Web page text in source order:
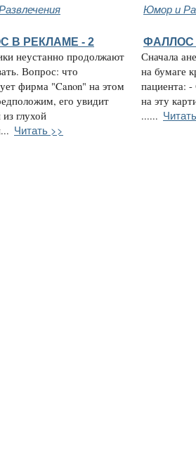
Юмор и
В РЕКЛАМЕ - 2
неустанно продолжают
Вопрос: что
фирма "Canon" на этом
его увидит
глухой
Читать >>
ФАЛЛОС
Сначала
на бумаге
пациента:
на эту
......